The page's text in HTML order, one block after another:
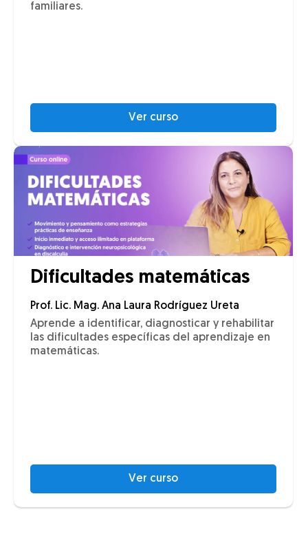
familiares.
Ver curso
Dificultades matemáticas
Prof. Lic. Mag. Ana Laura Rodríguez Ureta
Aprende a identificar, diagnosticar y rehabilitar
las dificultades específicas del aprendizaje en
matemáticas.
Ver curso